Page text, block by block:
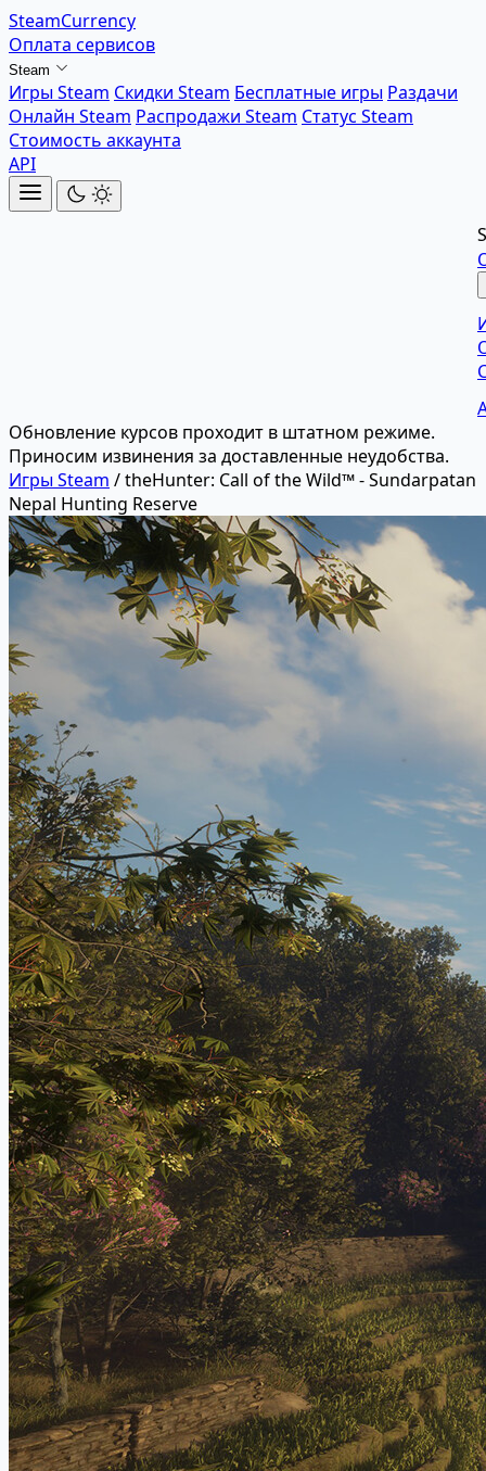
SteamCurrency
Оплата сервисов
Steam
Игры Steam Скидки Steam Бесплатные игры Раздачи
Онлайн Steam Распродажи Steam Статус Steam
Стоимость аккаунта
API
Обновление курсов проходит в штатном режиме.
Приносим извинения за доставленные неудобства.
Игры Steam /theHunter: Call of the Wild™ - Sundarpatan
Nepal Hunting Reserve